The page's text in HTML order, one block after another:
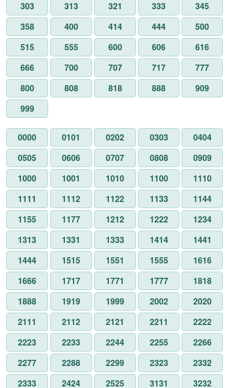
303
313 321 333
345
358
400 414 444
500
515
555 600 606
616
666
700 707 717
777
800
808 818 888
909
999
0000 0101 0202 0303
0404
0505
0606 0707 0808
0909
1000
1001 1010 1100
1110
1111
1112 1122 1133
1144
1155
1177 1212 1222
1234
1313
1331 1333 1414
1441
1444
1515 1551 1555
1616
1666
1717 1771 1777
1818
1888
1919 1999 2002
2020
2111
2112 2121 2211
2222
2223
2233 2244 2255
2266
2277
2288 2299 2323
2332
2333
2424 2525 3131 3232